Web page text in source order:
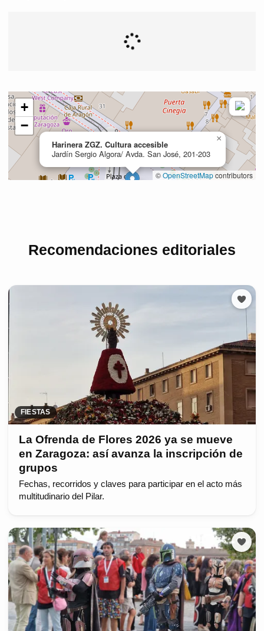
Recomendaciones editoriales
FIESTAS
La Ofrenda de Flores 2026 ya se mueve
en Zaragoza: así avanza la inscripción de
grupos
Fechas, recorridos y claves para participar en el acto más
multitudinario del Pilar.